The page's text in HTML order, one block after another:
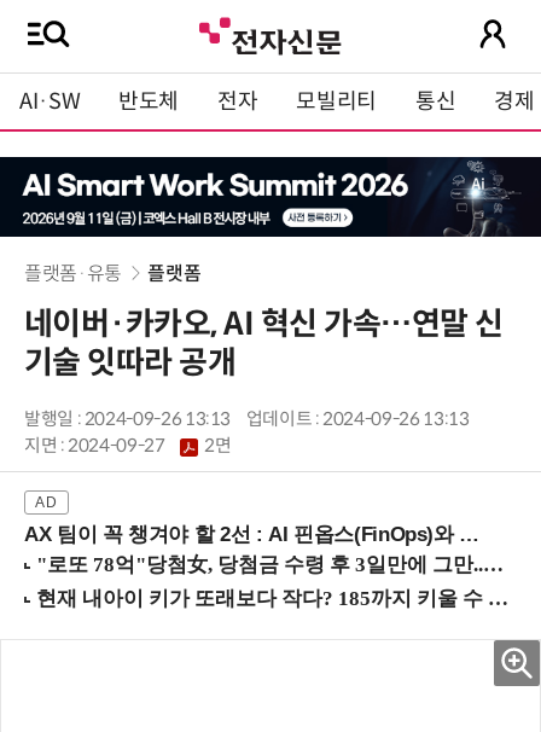
AI·SW 반도체 전자 모빌리티 통신 경제
플랫폼·유통 플랫폼
네이버·카카오, AI 혁신 가속…연말 신
기술 잇따라 공개
발행일 : 2024-09-26 13:13
업데이트 : 2024-09-26 13:13
지면 :2024-09-27 2면
AX 팀이 꼭 챙겨야 할 2선 : AI 핀옵스(FinOps)와 토큰 거버넌스 (8/21 잠실역)